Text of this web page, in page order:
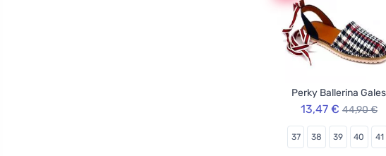
Perky Ballerina Gales
13,47 € 44,90 €
37 38 39 40 41